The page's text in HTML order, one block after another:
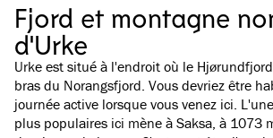
Fjord et montagne
d'Urke
Urke est situé à l'endroit où le
bras du Norangsfjord. Vous devriez être
journée active lorsque vous venez ici.
plus populaires ici mène à Saksa, à 1073